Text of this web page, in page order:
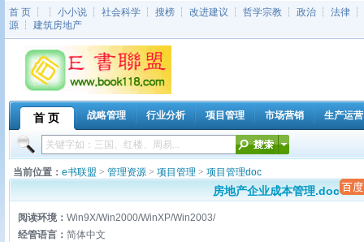
首 页 ┆ ┆ 小小说 ┆ 社会科学 ┆ 搜榜 ┆ 改进建议 ┆ 哲学宗教 ┆ 政治 ┆ 法律 ┆
源 ┆ 建筑房地产
首 页 战略管理 行业分析 项目管理 市场营销 生产运营
当前位置： e书联盟 > 管理资源 > 项目管理 > 项目管理doc
房地产企业成本管理.doc
阅读环境： Win9X/Win2000/WinXP/Win2003/
经管语言： 简体中文